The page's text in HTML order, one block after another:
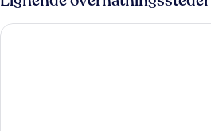
balkon
Up Barrio Norte